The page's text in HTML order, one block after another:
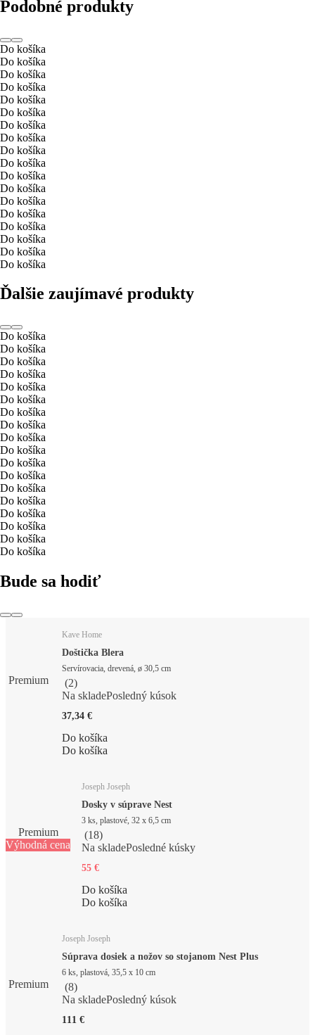
Podobné produkty
Do košíka
Do košíka
Do košíka
Do košíka
Do košíka
Do košíka
Do košíka
Do košíka
Do košíka
Do košíka
Do košíka
Do košíka
Do košíka
Do košíka
Do košíka
Do košíka
Do košíka
Do košíka
Ďalšie zaujímavé produkty
Do košíka
Do košíka
Do košíka
Do košíka
Do košíka
Do košíka
Do košíka
Do košíka
Do košíka
Do košíka
Do košíka
Do košíka
Do košíka
Do košíka
Do košíka
Do košíka
Do košíka
Do košíka
Bude sa hodiť
Premium
Kave Home
Doštička Blera
Servírovacia, drevená, ø 30,5 cm
(2)
Na skladePosledný kúsok
37,34 €
Do košíka
Do košíka
Premium
Výhodná cena
Joseph Joseph
Dosky v súprave Nest
3 ks, plastové, 32 x 6,5 cm
(18)
Na skladePosledné kúsky
55 €
Do košíka
Do košíka
Premium
Joseph Joseph
Súprava dosiek a nožov so stojanom Nest Plus
6 ks, plastová, 35,5 x 10 cm
(8)
Na skladePosledný kúsok
111 €